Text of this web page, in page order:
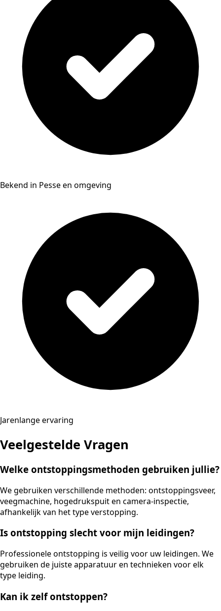
Bekend in Pesse en omgeving
Jarenlange ervaring
Veelgestelde Vragen
Welke ontstoppingsmethoden gebruiken jullie?
We gebruiken verschillende methoden: ontstoppingsveer,
veegmachine, hogedrukspuit en camera-inspectie,
afhankelijk van het type verstopping.
Is ontstopping slecht voor mijn leidingen?
Professionele ontstopping is veilig voor uw leidingen. We
gebruiken de juiste apparatuur en technieken voor elk
type leiding.
Kan ik zelf ontstoppen?